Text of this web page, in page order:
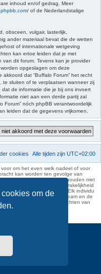
om de
inhoud en/of gedrag. Meer
of de Nederlandstalige
obsceen, vulgair, lasterlijk,
ander materiaal bevat die de wetten
of internationale wetgeving
kan ertoe leiden dat je met
dit forum. Tevens kan je provider
opgeslagen om deze
dat “Buffalo Forum” het recht
te sluiten of te verplaatsen wanneer zij
de informatie die je bij ons invoert
niet aan een derde partij zal
Forum” nóch phpBB verantwoordelijk
leiden dat de gegevens vrijkomen.
Alle tijden zijn UTC+02:00
cookies
om het even welk nadeel of voor
kan worden ten gevolge van
onrechtstreeks verband houden met
Deze ontheffing van aansprakelijkheid
zich volledig distantieert. Elk individu
Forum. Ook het webteam en de
voor de inhoud van berichten van